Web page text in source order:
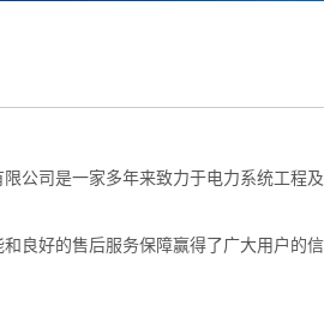
限公司是一家多年来致力于电力系统工
良好的售后服务保障赢得了广大用户的信